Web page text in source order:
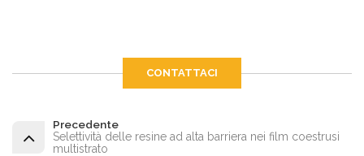
CONTATTACI
Precedente
Selettività delle resine ad alta barriera nei film coestrusi
multistrato